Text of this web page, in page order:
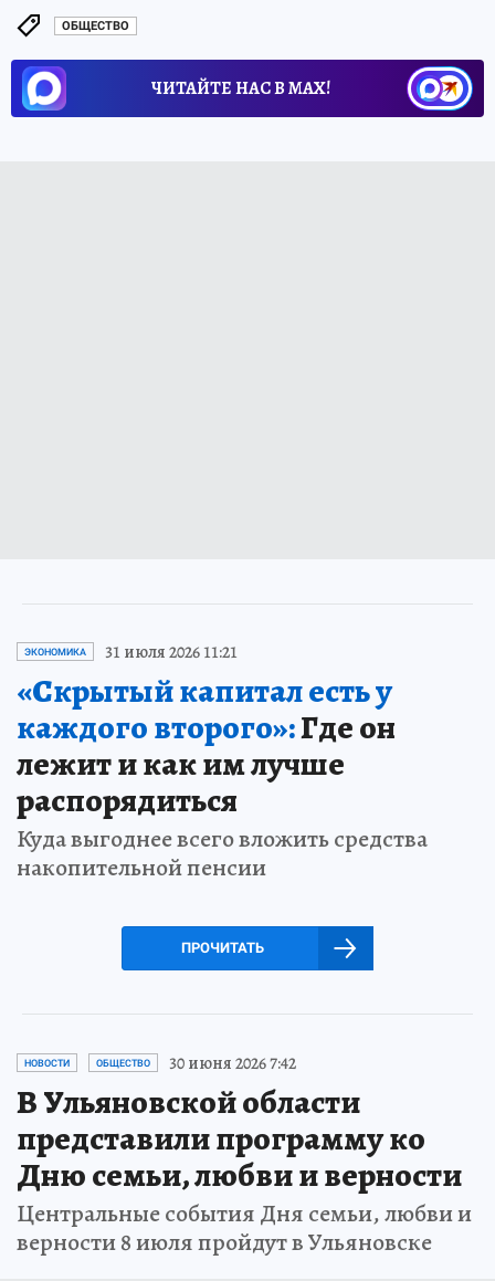
ОБЩЕСТВО
ЧИТАЙТЕ НАС В МАХ!
ЭКОНОМИКА 31 июля 2026 11:21
«Скрытый капитал есть у
каждого второго»:Где он
лежит и как им лучше
распорядиться
Куда выгоднее всего вложить средства
накопительной пенсии
ПРОЧИТАТЬ
НОВОСТИ ОБЩЕСТВО 30 июня 2026 7:42
В Ульяновской области
представили программу ко
Дню семьи, любви и верности
Центральные события Дня семьи, любви и
верности 8 июля пройдут в Ульяновске